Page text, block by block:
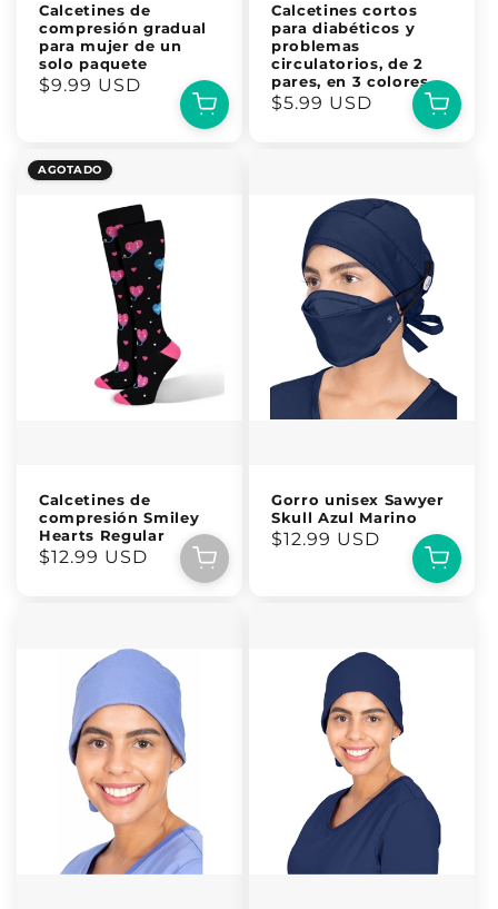
Calcetines de
compresión gradual
para mujer de un
solo paquete
Precio
$9.99 USD
Calcetines cortos
para diabéticos y
problemas
circulatorios, de 2
pares, en 3 colores
Precio
$5.99 USD
AGOTADO
Calcetines de
compresión Smiley
Hearts Regular
Precio
$12.99 USD
Gorro unisex Sawyer
Skull Azul Marino
Precio
$12.99 USD